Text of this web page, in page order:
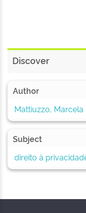
Discover
Author
Mattiuzzo, Marcela
Subject
direito à